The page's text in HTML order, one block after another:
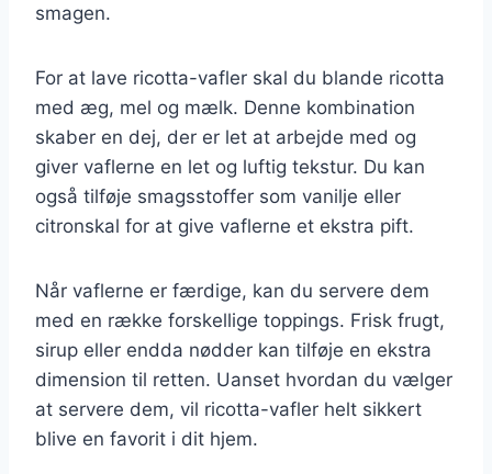
smagen.
For at lave ricotta-vafler skal du blande ricotta
med æg, mel og mælk. Denne kombination
skaber en dej, der er let at arbejde med og
giver vaflerne en let og luftig tekstur. Du kan
også tilføje smagsstoffer som vanilje eller
citronskal for at give vaflerne et ekstra pift.
Når vaflerne er færdige, kan du servere dem
med en række forskellige toppings. Frisk frugt,
sirup eller endda nødder kan tilføje en ekstra
dimension til retten. Uanset hvordan du vælger
at servere dem, vil ricotta-vafler helt sikkert
blive en favorit i dit hjem.